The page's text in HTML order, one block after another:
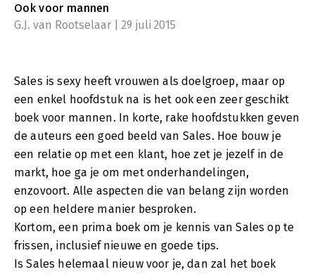
Ook voor mannen
G.J. van Rootselaar | 29 juli 2015
Sales is sexy heeft vrouwen als doelgroep, maar op
een enkel hoofdstuk na is het ook een zeer geschikt
boek voor mannen. In korte, rake hoofdstukken geven
de auteurs een goed beeld van Sales. Hoe bouw je
een relatie op met een klant, hoe zet je jezelf in de
markt, hoe ga je om met onderhandelingen,
enzovoort. Alle aspecten die van belang zijn worden
op een heldere manier besproken.
Kortom, een prima boek om je kennis van Sales op te
frissen, inclusief nieuwe en goede tips.
Is Sales helemaal nieuw voor je, dan zal het boek